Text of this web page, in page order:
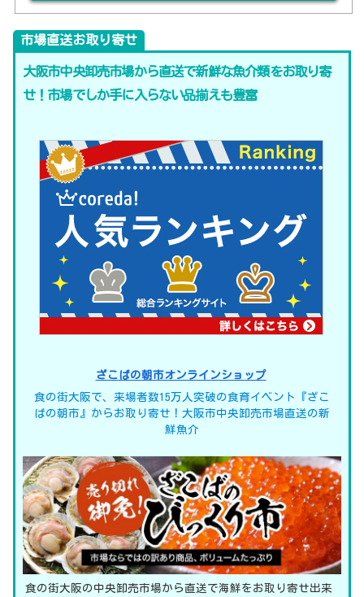
市場直送お取り寄せ
大阪市中央卸売市場から直送で新鮮な魚介類をお取り寄
せ！市場でしか手に入らない品揃えも豊富
ざこばの朝市オンラインショップ
食の街大阪で、来場者数15万人突破の食育イベント『ざこ
ばの朝市』からお取り寄せ！大阪市中央卸売市場直送の新
鮮魚介
食の街大阪の中央卸売市場から直送で海鮮をお取り寄せ出来